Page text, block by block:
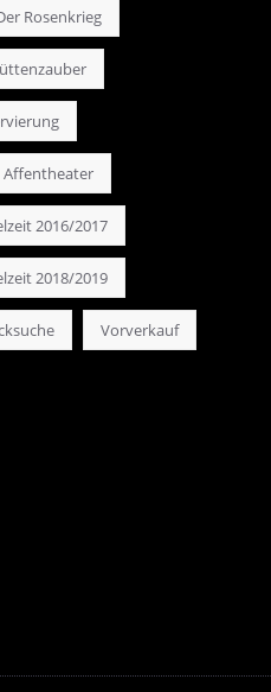
Rosenkrieg
Affentheater
2016/2017
2018/2019
Vorverkauf